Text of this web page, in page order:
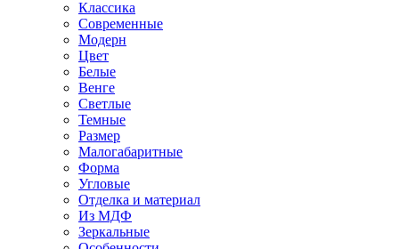
Классика
Современные
Модерн
Цвет
Белые
Венге
Светлые
Темные
Размер
Малогабаритные
Форма
Угловые
Отделка и материал
Из МДФ
Зеркальные